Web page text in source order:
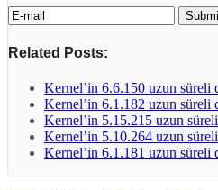
Related Posts:
Kernel’in 6.6.150 uzun süreli
Kernel’in 6.1.182 uzun süreli
Kernel’in 5.15.215 uzun
Kernel’in 5.10.264 uzun
Kernel’in 6.1.181 uzun süreli